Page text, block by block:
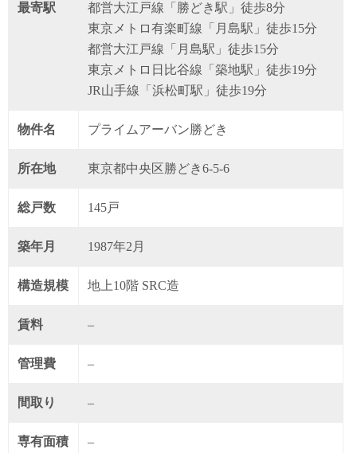
最寄駅
都営大江戸線「勝どき駅」徒歩8分
東京メトロ有楽町線「月島駅」徒歩15分
都営大江戸線「月島駅」徒歩15分
東京メトロ日比谷線「築地駅」徒歩19分
JR山手線「浜松町駅」徒歩19分
物件名 プライムアーバン勝どき
所在地 東京都中央区勝どき6-5-6
総戸数 145戸
築年月 1987年2月
構造規模 地上10階 SRC造
賃料 –
管理費 –
間取り –
専有面積 –